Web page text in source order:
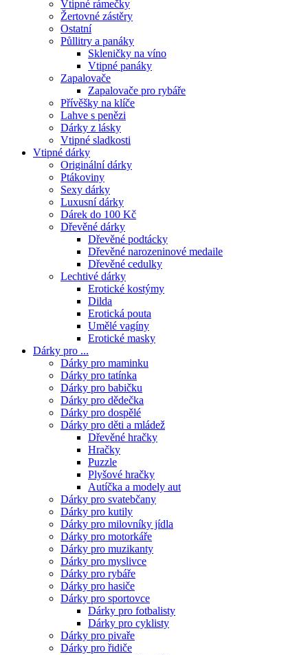
Vtipné rámečky
Žertovné zástěry
Ostatní
Půllitry a panáky
Skleničky na víno
Vtipné panáky
Zapalovače
Zapalovače pro rybáře
Přívěšky na klíče
Lahve s penězi
Dárky z lásky
Vtipné sladkosti
Vtipné dárky
Originální dárky
Ptákoviny
Sexy dárky
Luxusní dárky
Dárek do 100 Kč
Dřevěné dárky
Dřevěné podtácky
Dřevěné narozeninové medaile
Dřevěné cedulky
Lechtivé dárky
Erotické kostýmy
Dilda
Erotická pouta
Umělé vagíny
Erotické masky
Dárky pro ...
Dárky pro maminku
Dárky pro tatínka
Dárky pro babičku
Dárky pro dědečka
Dárky pro dospělé
Dárky pro děti a mládež
Dřevěné hračky
Hračky
Puzzle
Plyšové hračky
Autíčka a modely aut
Dárky pro svatebčany
Dárky pro kutily
Dárky pro milovníky jídla
Dárky pro motorkáře
Dárky pro muzikanty
Dárky pro myslivce
Dárky pro rybáře
Dárky pro hasiče
Dárky pro sportovce
Dárky pro fotbalisty
Dárky pro cyklisty
Dárky pro pivaře
Dárky pro řidiče